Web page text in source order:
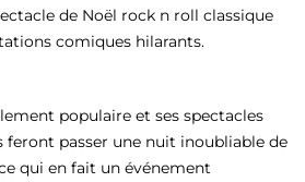
de Noël rock n roll classique
comiques hilarants.
populaire et ses spectacles
feront passer une nuit inoubliable de
qui en fait un événement